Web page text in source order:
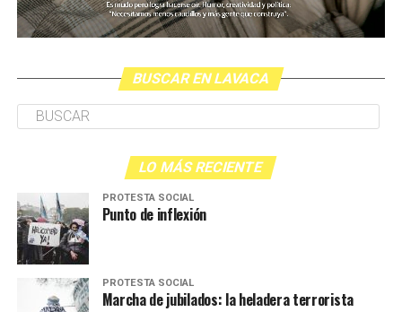
BUSCAR EN LAVACA
LO MÁS RECIENTE
PROTESTA SOCIAL
Punto de inflexión
PROTESTA SOCIAL
Marcha de jubilados: la heladera terrorista